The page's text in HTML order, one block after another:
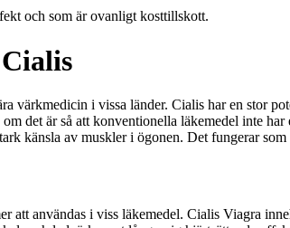
och som är ovanligt kosttillskott.
värkmedicin i vissa länder. Cialis har en stor
det är så att konventionella läkemedel inte
känsla av muskler i ögonen. Det fungerar
användas i viss läkemedel. Cialis Viagra